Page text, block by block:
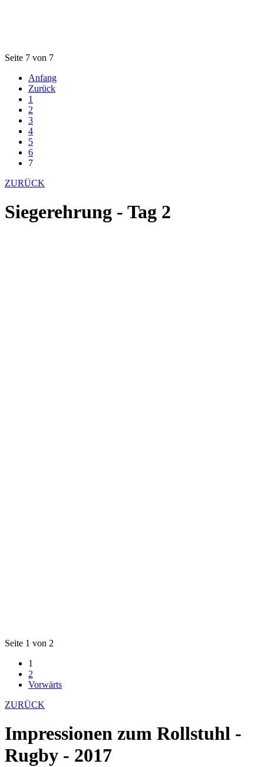
Seite 7 von 7
Anfang
Zurück
1
2
3
4
5
6
7
ZURÜCK
Siegerehrung - Tag 2
Seite 1 von 2
1
2
Vorwärts
ZURÜCK
Impressionen zum Rollstuhl -
Rugby - 2017